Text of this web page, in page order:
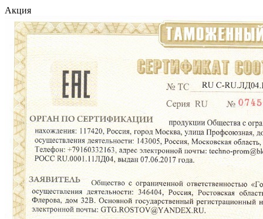
Акция